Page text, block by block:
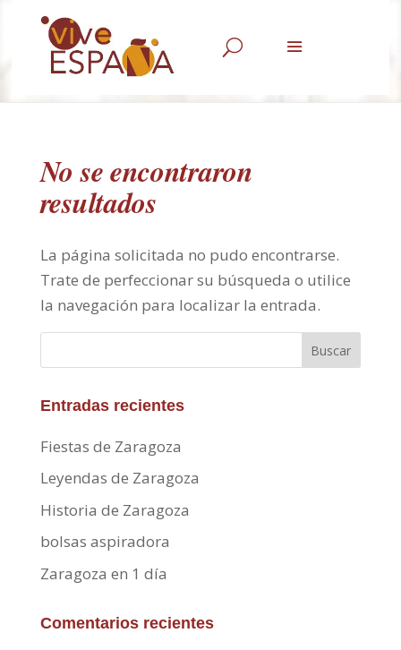
U
No se encontraron
resultados
La página solicitada no pudo encontrarse.
Trate de perfeccionar su búsqueda o utilice
la navegación para localizar la entrada.
Buscar
Entradas recientes
Fiestas de Zaragoza
Leyendas de Zaragoza
Historia de Zaragoza
bolsas aspiradora
Zaragoza en 1 día
Comentarios recientes